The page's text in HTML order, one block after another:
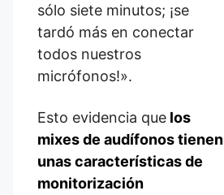
sólo siete minutos; ¡se
tardó más en conectar
todos nuestros
micrófonos!».
Esto evidencia que los
mixes de audífonos tienen
unas características de
monitorización